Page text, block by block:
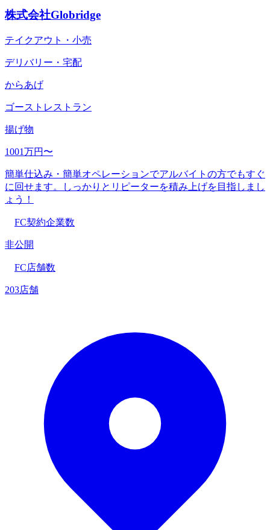
株式会社Globridge
テイクアウト・小売
デリバリー・宅配
からあげ
ゴーストレストラン
揚げ物
1001万円〜
簡単仕込み・簡単オペレーションでアルバイトの方でもすぐ
に回せます。しっかりとリピーターを積み上げを目指しまし
ょう！
FC契約企業数
非公開
FC店舗数
203店舗